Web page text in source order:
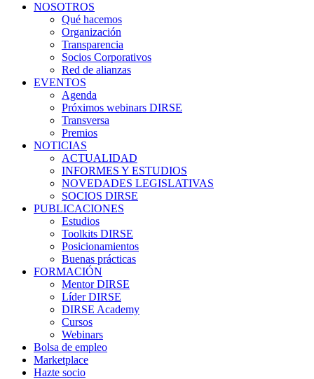
NOSOTROS
Qué hacemos
Organización
Transparencia
Socios Corporativos
Red de alianzas
EVENTOS
Agenda
Próximos webinars DIRSE
Transversa
Premios
NOTICIAS
ACTUALIDAD
INFORMES Y ESTUDIOS
NOVEDADES LEGISLATIVAS
SOCIOS DIRSE
PUBLICACIONES
Estudios
Toolkits DIRSE
Posicionamientos
Buenas prácticas
FORMACIÓN
Mentor DIRSE
Líder DIRSE
DIRSE Academy
Cursos
Webinars
Bolsa de empleo
Marketplace
Hazte socio